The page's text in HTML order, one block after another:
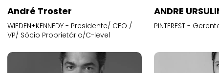
André Troster
WIEDEN+KENNEDY - Presidente/ CEO /
VP/ Sócio Proprietário/C-level
ANDRE
PINTEREST -